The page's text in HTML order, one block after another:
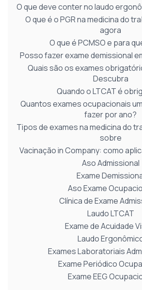
O que deve conter no laudo
O que é o PGR na medicina do
agora
O que é PCMSO e para
Posso fazer exame demissional
Quais são os exames
Descubra
Quando o LTCAT é
Quantos exames ocupacionais
fazer por ano?
Tipos de exames na medicina do
sobre
Vacinação in Company: como
Aso Admissional
Exame
Aso Exame
Clínica de Exame
Laudo LTCAT
Exame de Acuidade
Laudo
Exames Laboratoriais
Exame Periódico
Exame EEG